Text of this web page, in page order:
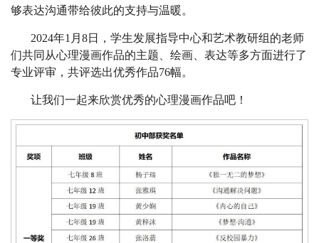
够表达沟通带给彼此的支持与温暖。
2024年1月8日，学生发展指导中心和艺术教研组的老师
们共同从心理漫画作品的主题、绘画、表达等多方面进行了
专业评审，共评选出优秀作品76幅。
让我们一起来欣赏优秀的心理漫画作品吧！